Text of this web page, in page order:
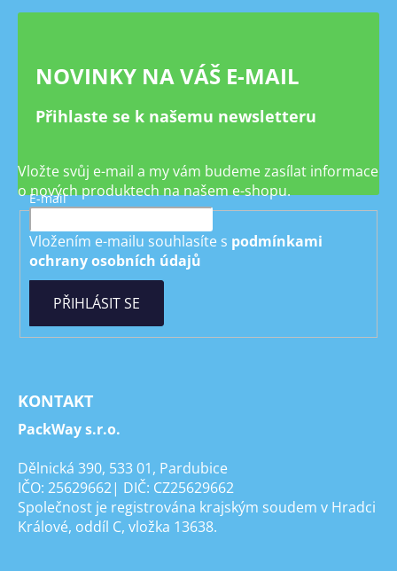
NOVINKY NA VÁŠ E-MAIL
Přihlaste se k našemu newsletteru
Vložte svůj e-mail a my vám budeme zasílat informace
o nových produktech na našem e-shopu.
E-mail
Vložením e-mailu souhlasíte s podmínkami
ochrany osobních údajů
PŘIHLÁSIT SE
KONTAKT
PackWay s.r.o.
Dělnická 390, 533 01, Pardubice
IČO: 25629662| DIČ: CZ25629662
Společnost je registrována krajským soudem v Hradci
Králové, oddíl C, vložka 13638.